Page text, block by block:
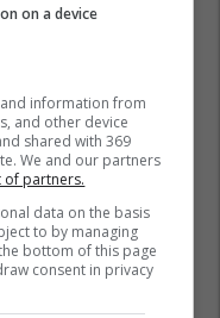
on a device
information from
and other device
shared with 369
We and our partners
of partners.
data on the basis
to by managing
bottom of this page
consent in privacy